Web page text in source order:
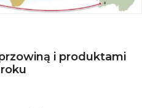
i produktami